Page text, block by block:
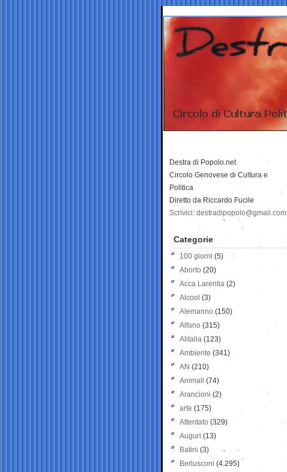
Destra di Popolo.net
Circolo Genovese di Cultura e
Politica
Diretto da Riccardo Fucile
Scrivici: destradipopolo@gmail.com
Categorie
100 giorni (5)
Aborto (20)
Acca Larentia (2)
Alcool (3)
Alemanno (150)
Alfano (315)
Alitalia (123)
Ambiente (341)
AN (210)
Animali (74)
Arancioni (2)
arte (175)
Attentato (329)
Auguri (13)
Batini (3)
Berlusconi (4.295)